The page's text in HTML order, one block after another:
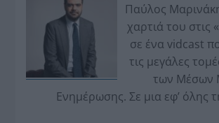
Παύλος
χαρτιά του στις
σε ένα vidcast
τις μεγάλες
των Μέσων
Ενημέρωσης. Σε μια εφ’ όλης